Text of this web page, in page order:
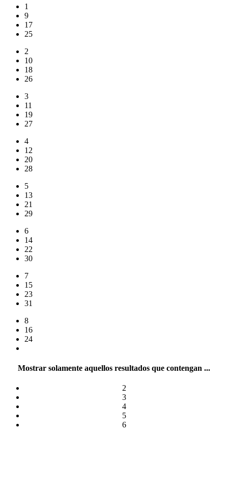
1
9
17
25
2
10
18
26
3
11
19
27
4
12
20
28
5
13
21
29
6
14
22
30
7
15
23
31
8
16
24
Mostrar solamente aquellos resultados que contengan ...
2
3
4
5
6